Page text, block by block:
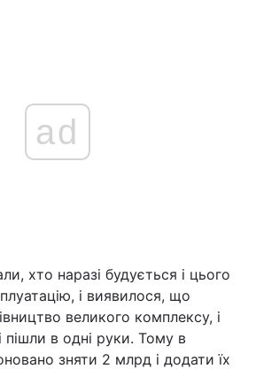
ad
хто наразі будується і цього
і виявилося, що
великого комплексу, і
пішли в одні руки. Тому в
зняти 2 млрд і додати їх